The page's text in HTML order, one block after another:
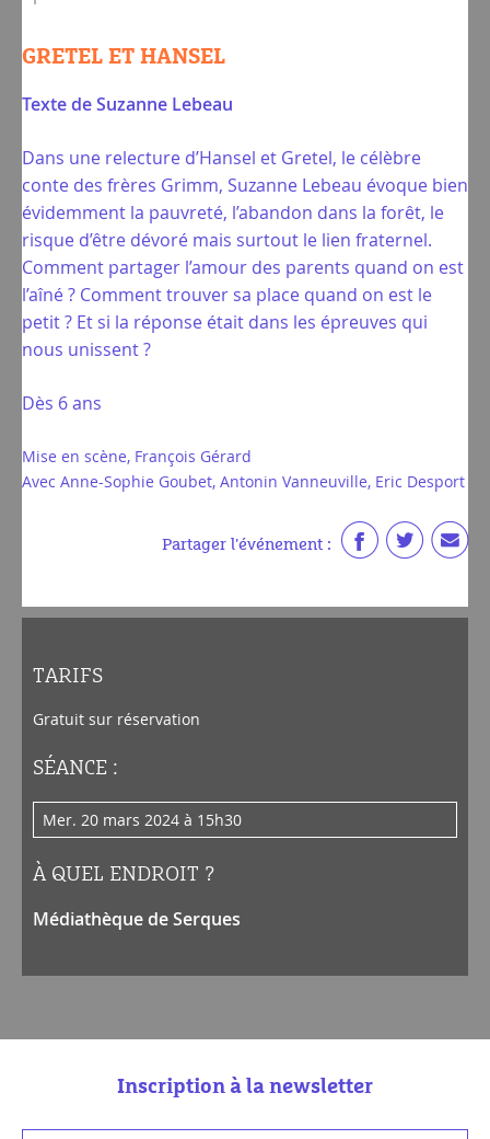
GRETEL ET HANSEL
Texte de Suzanne Lebeau
Dans une relecture d’Hansel et Gretel, le célèbre
conte des frères Grimm, Suzanne Lebeau évoque bien
évidemment la pauvreté, l’abandon dans la forêt, le
risque d’être dévoré mais surtout le lien fraternel.
Comment partager l’amour des parents quand on est
l’aîné ? Comment trouver sa place quand on est le
petit ? Et si la réponse était dans les épreuves qui
nous unissent ?
Dès 6 ans
Mise en scène, François Gérard
Avec Anne-Sophie Goubet, Antonin Vanneuville, Eric Desport
Partager l'événement :
TARIFS
Gratuit sur réservation
SÉANCE :
mer. 20 mars 2024 à 15h30
À QUEL ENDROIT ?
Médiathèque de Serques
Inscription à la newsletter